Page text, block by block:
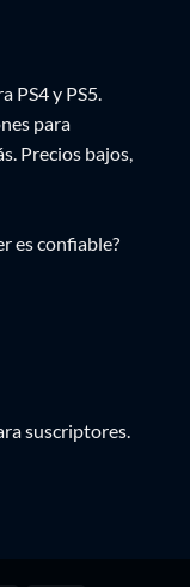
PS4 y PS5.
para
Precios bajos,
es confiable?
suscriptores.